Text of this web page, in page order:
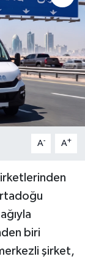
A- A+
biri
şirket,